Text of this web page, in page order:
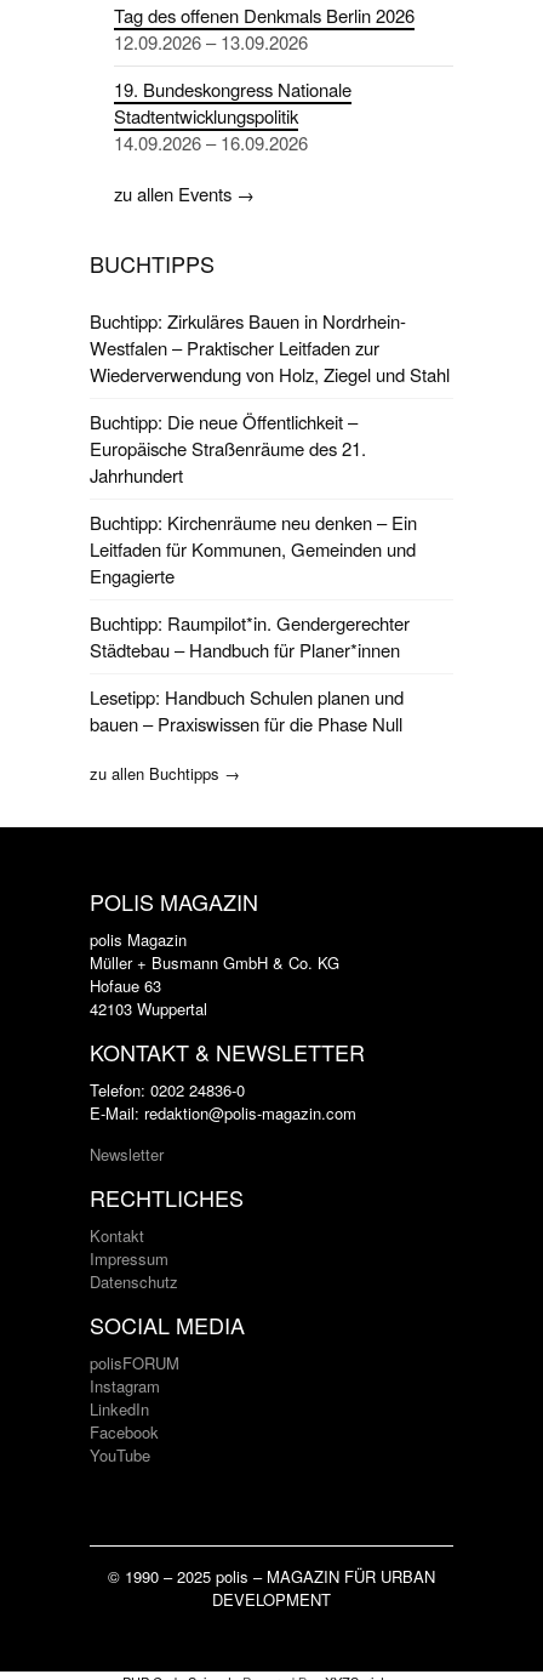
Tag des offenen Denkmals Berlin 2026
12.09.2026 – 13.09.2026
19. Bundeskongress Nationale
Stadtentwicklungspolitik
14.09.2026 – 16.09.2026
zu allen Events →
BUCHTIPPS
Buchtipp: Zirkuläres Bauen in Nordrhein-
Westfalen – Praktischer Leitfaden zur
Wiederverwendung von Holz, Ziegel und Stahl
Buchtipp: Die neue Öffentlichkeit –
Europäische Straßenräume des 21.
Jahrhundert
Buchtipp: Kirchenräume neu denken – Ein
Leitfaden für Kommunen, Gemeinden und
Engagierte
Buchtipp: Raumpilot*in. Gendergerechter
Städtebau – Handbuch für Planer*innen
Lesetipp: Handbuch Schulen planen und
bauen – Praxiswissen für die Phase Null
zu allen Buchtipps →
POLIS MAGAZIN
polis Magazin
Müller + Busmann GmbH & Co. KG
Hofaue 63
42103 Wuppertal
KONTAKT & NEWSLETTER
Telefon: 0202 24836-0
E-Mail: redaktion@polis-magazin.com
Newsletter
RECHTLICHES
Kontakt
Impressum
Datenschutz
SOCIAL MEDIA
polisFORUM
Instagram
LinkedIn
Facebook
YouTube
© 1990 – 2025 polis – MAGAZIN FÜR URBAN
DEVELOPMENT